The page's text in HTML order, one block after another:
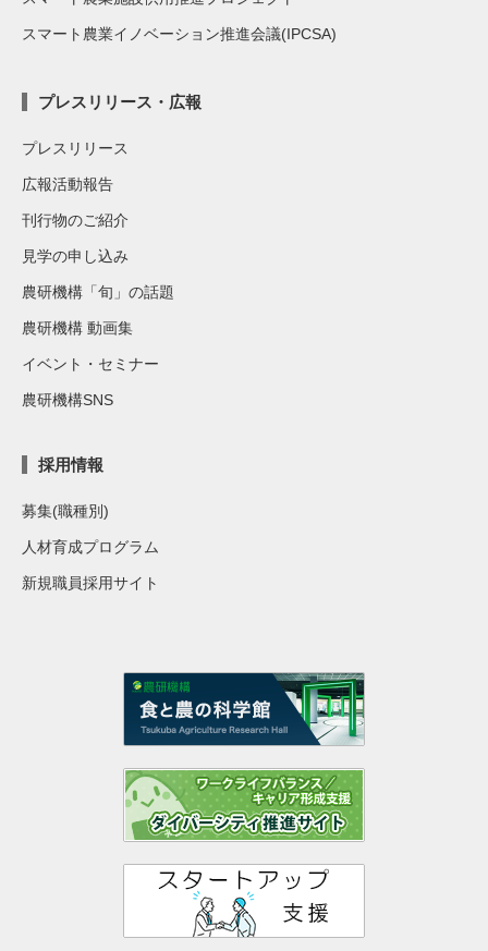
スマート農業イノベーション推進会議(IPCSA)
プレスリリース・広報
プレスリリース
広報活動報告
刊行物のご紹介
見学の申し込み
農研機構「旬」の話題
農研機構 動画集
イベント・セミナー
農研機構SNS
採用情報
募集(職種別)
人材育成プログラム
新規職員採用サイト